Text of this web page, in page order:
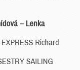
– Lenka
Richard
SAILING